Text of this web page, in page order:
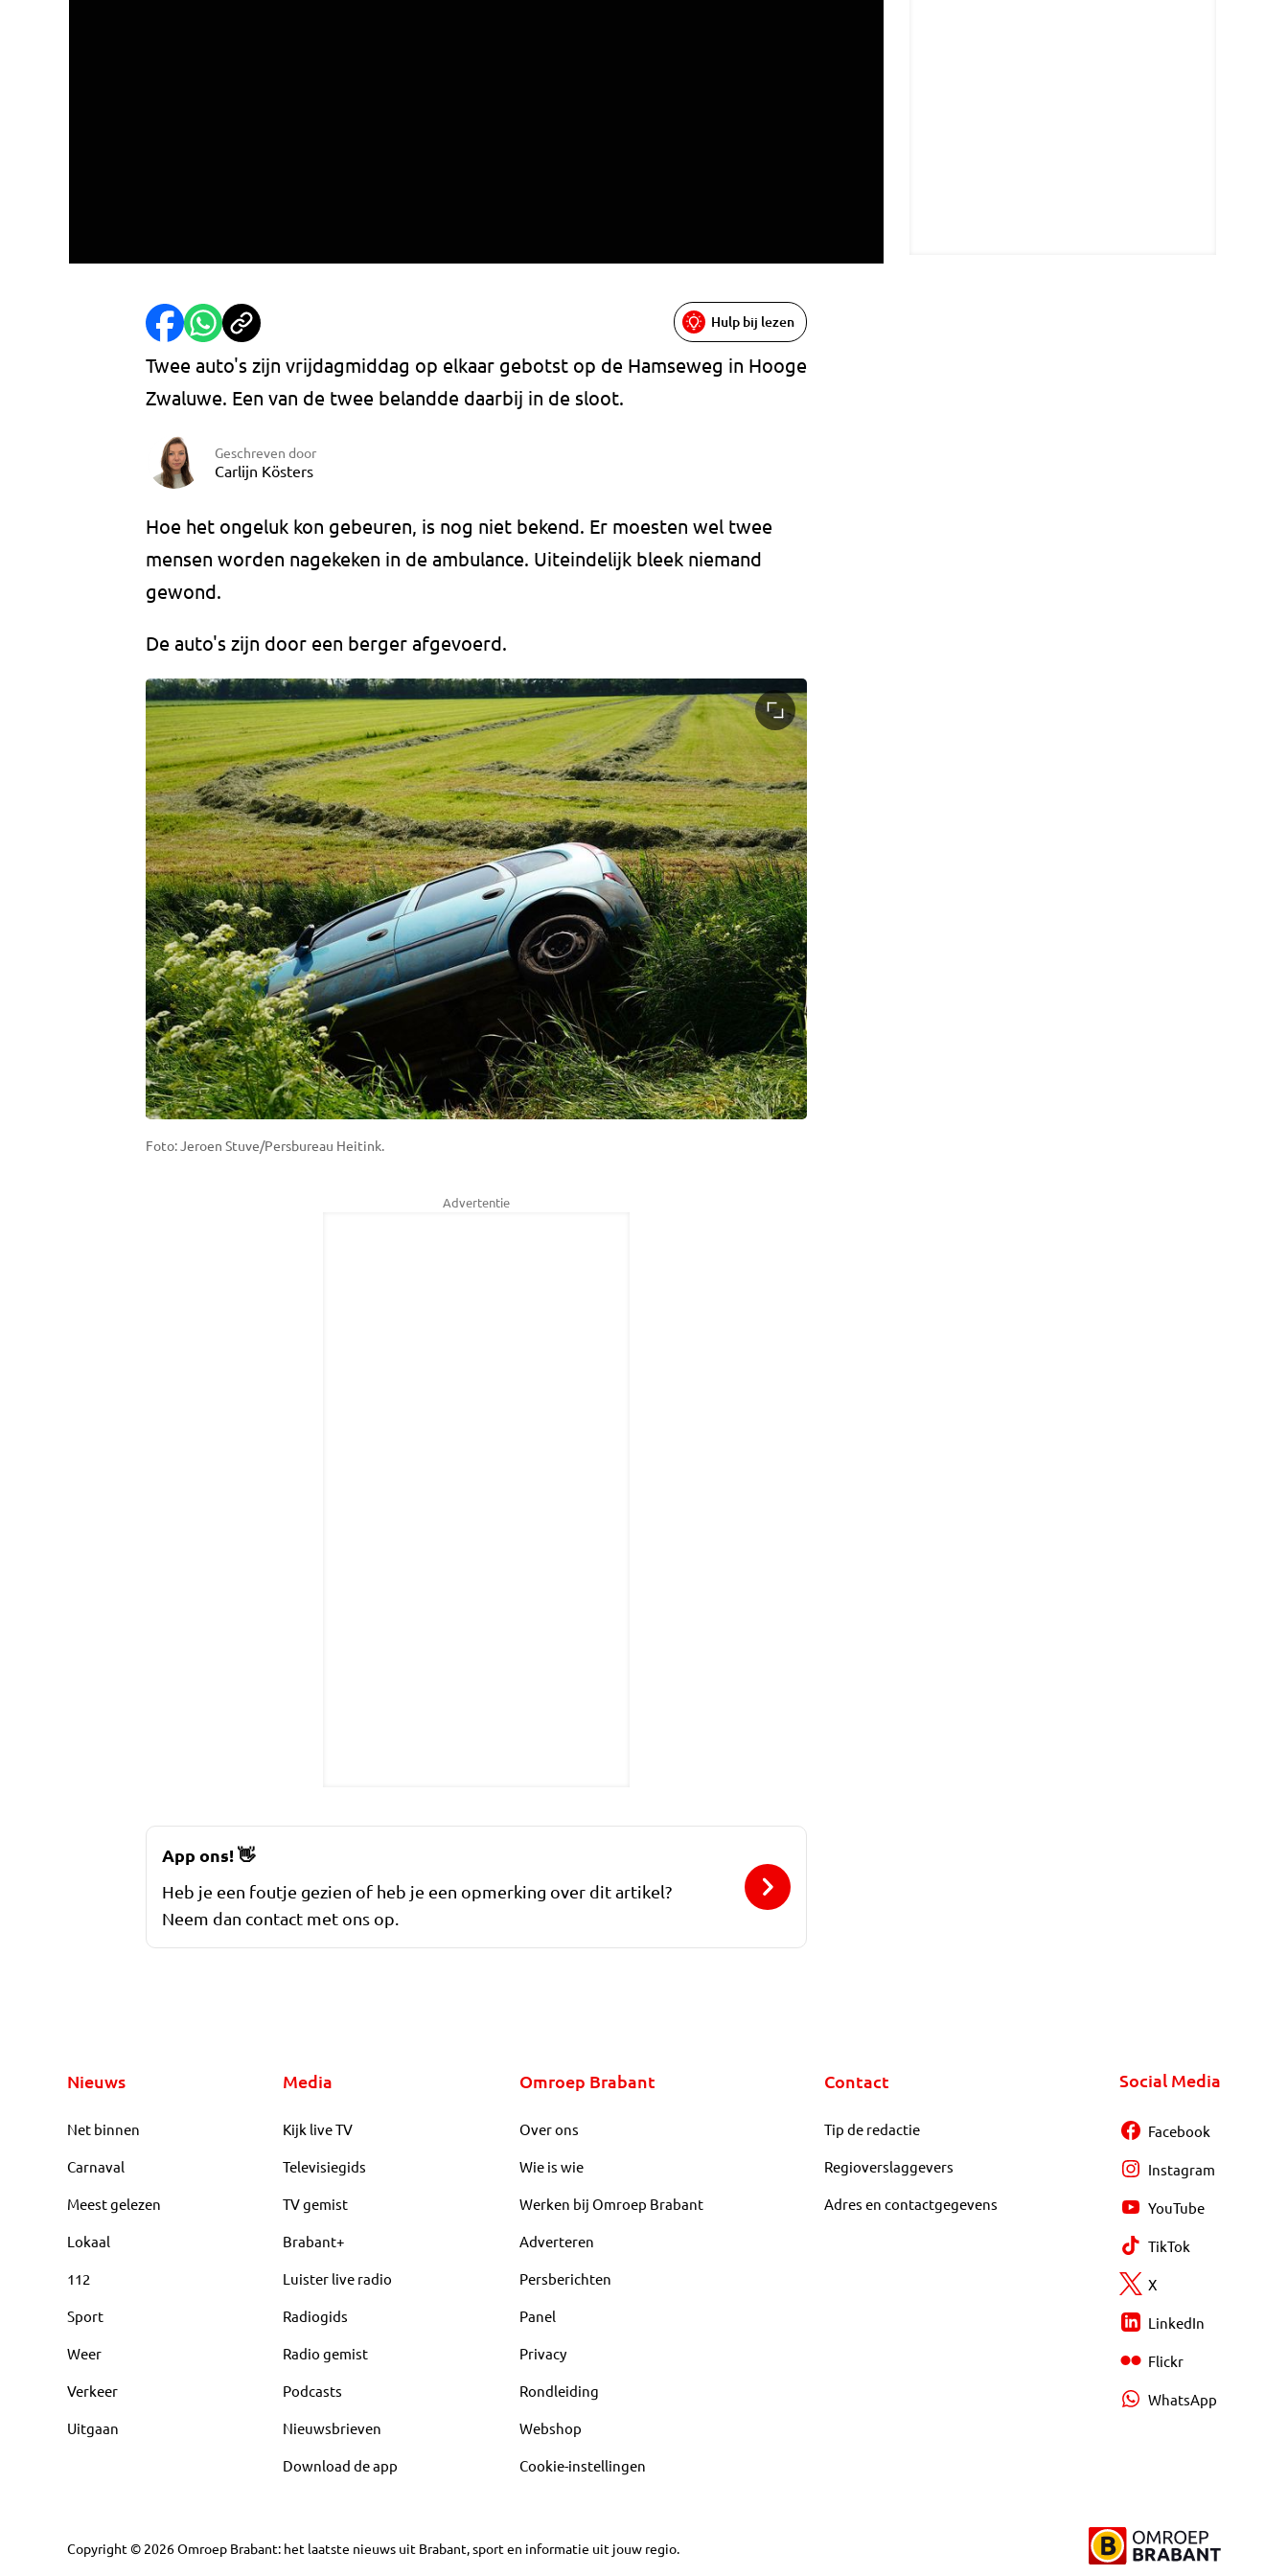
Hulp bij lezen
Twee auto's zijn vrijdagmiddag op elkaar gebotst op de Hamseweg in Hooge
Zwaluwe. Een van de twee belandde daarbij in de sloot.
Geschreven door
Carlijn Kösters
Hoe het ongeluk kon gebeuren, is nog niet bekend. Er moesten wel twee
mensen worden nagekeken in de ambulance. Uiteindelijk bleek niemand
gewond.
De auto's zijn door een berger afgevoerd.
Foto: Jeroen Stuve/Persbureau Heitink.
Advertentie
App ons!👋
Heb je een foutje gezien of heb je een opmerking over dit artikel?
Neem dan contact met ons op.
Nieuws
Net binnen
Carnaval
Meest gelezen
Lokaal
112
Sport
Weer
Verkeer
Uitgaan
Media
Kijk live TV
Televisiegids
TV gemist
Brabant+
Luister live radio
Radiogids
Radio gemist
Podcasts
Nieuwsbrieven
Download de app
Omroep Brabant
Over ons
Wie is wie
Werken bij Omroep Brabant
Adverteren
Persberichten
Panel
Privacy
Rondleiding
Webshop
Cookie-instellingen
Contact
Tip de redactie
Regioverslaggevers
Adres en contactgegevens
Social Media
Facebook
Instagram
YouTube
TikTok
X
LinkedIn
Flickr
WhatsApp
Copyright © 2026Omroep Brabant: het laatste nieuws uit Brabant, sport en informatie uit jouw regio.